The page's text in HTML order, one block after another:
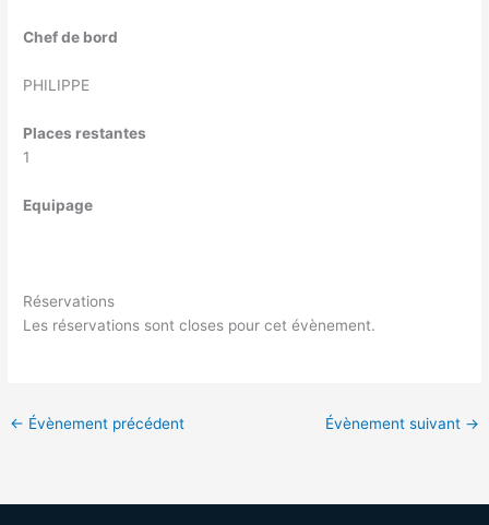
Chef de bord
PHILIPPE
Places restantes
1
Equipage
Réservations
Les réservations sont closes pour cet évènement.
← Évènement précédent Évènement suivant →